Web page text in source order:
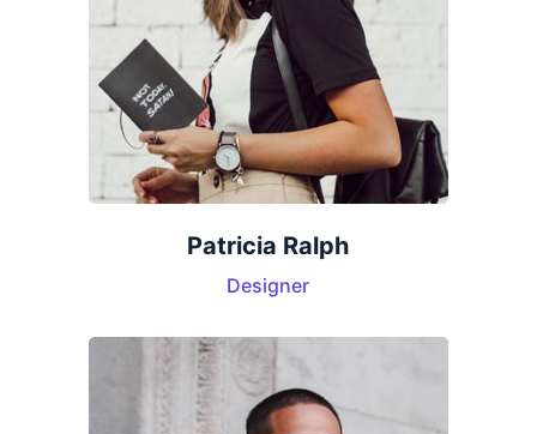
Patricia Ralph
Designer